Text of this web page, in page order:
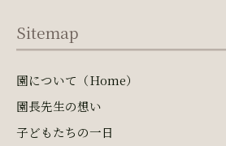
Sitemap
園について（Home）
園長先生の想い
子どもたちの一日